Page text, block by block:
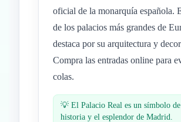
oficial de la monarquía española.
de los palacios más grandes de
destaca por su arquitectura y
Compra las entradas online para
colas.
💡 El Palacio Real es un símbolo
historia y el esplendor de Madrid.